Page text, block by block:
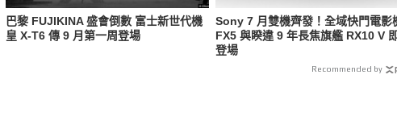
巴黎 FUJIKINA 盛會倒數 富士新世代機
皇 X-T6 傳 9 月第一周登場
Sony 7 月雙機齊發！全域快門電影
FX5 與睽違 9 年長焦旗艦 RX10 V
登場
Recommended by